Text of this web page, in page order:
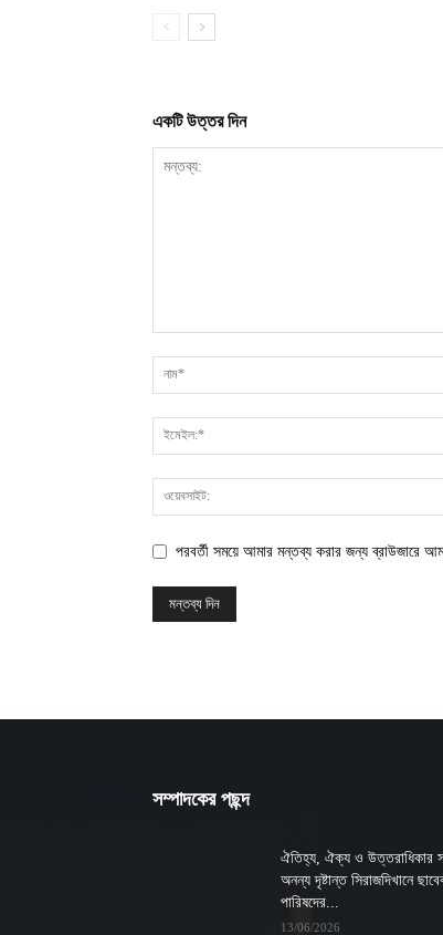
একটি উত্তর দিন
পরবর্তী সময়ে আমার মন্তব্য করার জন্য ব্রাউজারে
সম্পাদকের পছন্দ
ঐতিহ্য, ঐক্য ও উত্তরাধিকার
অনন্য দৃষ্টান্ত সিরাজদিখানে
পারিষদের...
13/06/2026